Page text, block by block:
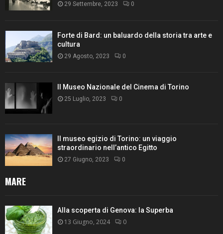
29 Settembre, 2023 0
Forte di Bard: un baluardo della storia tra arte e
cultura
29 Agosto, 2023 0
Il Museo Nazionale del Cinema di Torino
25 Luglio, 2023 0
Il museo egizio di Torino: un viaggio
straordinario nell’antico Egitto
27 Giugno, 2023 0
MARE
Alla scoperta di Genova: la Superba
13 Giugno, 2024 0